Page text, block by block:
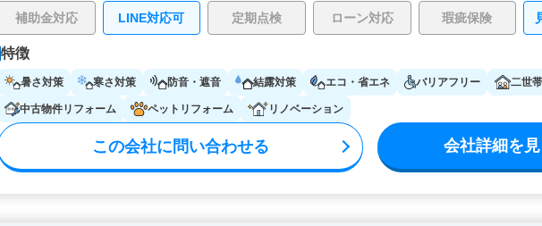
補助金対応 LINE対応可 定期点検 ローン対応 瑕疵保険
特徴
暑さ対策 寒さ対策 防音・遮音 結露対策 エコ・省エネ バリアフリー 二世帯
中古物件リフォーム ペットリフォーム リノベーション
この会社に問い合わせる 会社詳細を